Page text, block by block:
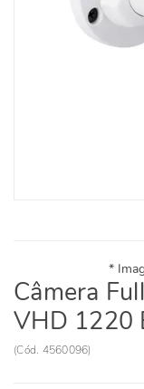
Câmera
VHD 1220
(Cód. 4560096)